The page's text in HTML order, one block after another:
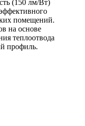
(150 лм/Вт)
помещений.
на основе
теплоотвода
профиль.